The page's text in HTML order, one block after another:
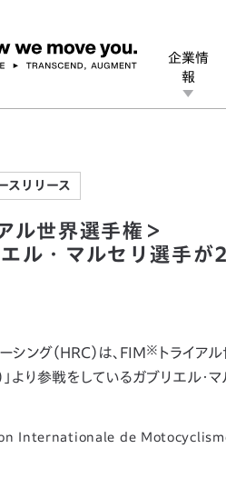
企業情
報
概要 ヒストリー
ツ マリン
ン オープンイノベーション
環境 社会
績情報 株式・債券情報
＜FIMトライアル世界選手権
スリリース
ル世界選手権＞
ル・マルセリ選手
ング（HRC）は、FIM ※ トライア
」より参戦をしているガブリエル
Internationale de Motocyclisme（